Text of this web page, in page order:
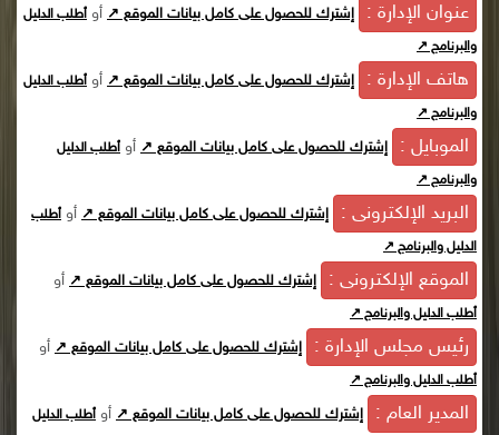
عنوان الإدارة : إشترك للحصول على كامل بيانات الموقع ↗ أو أطلب الدليل
والبرنامج ↗
هاتف الإدارة : إشترك للحصول على كامل بيانات الموقع ↗ أو أطلب الدليل
والبرنامج ↗
الموبايل : إشترك للحصول على كامل بيانات الموقع ↗ أو أطلب الدليل
والبرنامج ↗
البريد الإلكترونى : إشترك للحصول على كامل بيانات الموقع ↗ أو أطلب
الدليل والبرنامج ↗
الموقع الإلكترونى : إشترك للحصول على كامل بيانات الموقع ↗ أو
أطلب الدليل والبرنامج ↗
رئيس مجلس الإدارة : إشترك للحصول على كامل بيانات الموقع ↗ أو
أطلب الدليل والبرنامج ↗
المدير العام : إشترك للحصول على كامل بيانات الموقع ↗ أو أطلب الدليل